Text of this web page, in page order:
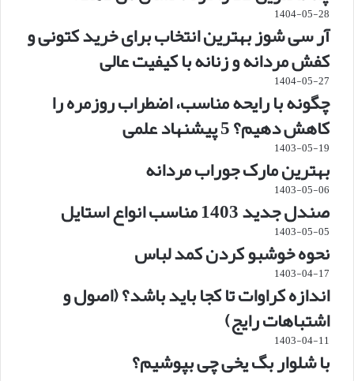
1404-05-28
آر سی شوز بهترین انتخاب برای خرید کتونی و
کفش مردانه و زنانه با کیفیت عالی
1404-05-27
چگونه با رایحه مناسب، اضطراب روزمره را
کاهش دهیم؟ 5 پیشنهاد علمی
1403-05-19
بهترین مارک جوراب مردانه
1403-05-06
صندل جدید 1403 مناسب انواع استایل
1403-05-05
نحوه خوشبو کردن کمد لباس
1403-04-17
اندازه کراوات تا کجا باید باشد؟ (اصول و
اشتباهات رایج)
1403-04-11
با شلوار بگ یخی چی بپوشیم؟